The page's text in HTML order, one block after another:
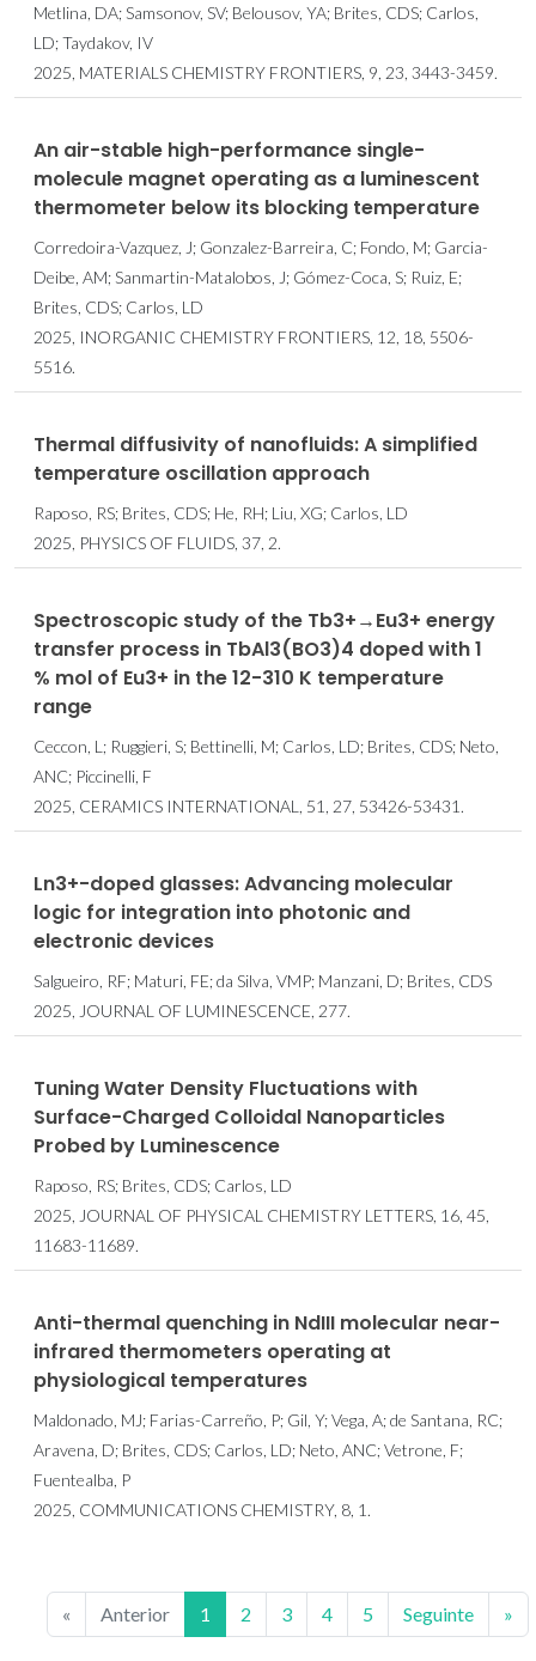
Metlina, DA; Samsonov, SV; Belousov, YA; Brites, CDS; Carlos,
LD; Taydakov, IV
2025, MATERIALS CHEMISTRY FRONTIERS, 9, 23, 3443-3459.
An air-stable high-performance single-
molecule magnet operating as a luminescent
thermometer below its blocking temperature
Corredoira-Vazquez, J; Gonzalez-Barreira, C; Fondo, M; Garcia-
Deibe, AM; Sanmartin-Matalobos, J; Gómez-Coca, S; Ruiz, E;
Brites, CDS; Carlos, LD
2025, INORGANIC CHEMISTRY FRONTIERS, 12, 18, 5506-
5516.
Thermal diffusivity of nanofluids: A simplified
temperature oscillation approach
Raposo, RS; Brites, CDS; He, RH; Liu, XG; Carlos, LD
2025, PHYSICS OF FLUIDS, 37, 2.
Spectroscopic study of the Tb3+→Eu3+ energy
transfer process in TbAl3(BO3)4 doped with 1
% mol of Eu3+ in the 12-310 K temperature
range
Ceccon, L; Ruggieri, S; Bettinelli, M; Carlos, LD; Brites, CDS; Neto,
ANC; Piccinelli, F
2025, CERAMICS INTERNATIONAL, 51, 27, 53426-53431.
Ln3+-doped glasses: Advancing molecular
logic for integration into photonic and
electronic devices
Salgueiro, RF; Maturi, FE; da Silva, VMP; Manzani, D; Brites, CDS
2025, JOURNAL OF LUMINESCENCE, 277.
Tuning Water Density Fluctuations with
Surface-Charged Colloidal Nanoparticles
Probed by Luminescence
Raposo, RS; Brites, CDS; Carlos, LD
2025, JOURNAL OF PHYSICAL CHEMISTRY LETTERS, 16, 45,
11683-11689.
Anti-thermal quenching in NdIII molecular near-
infrared thermometers operating at
physiological temperatures
Maldonado, MJ; Farias-Carreño, P; Gil, Y; Vega, A; de Santana, RC;
Aravena, D; Brites, CDS; Carlos, LD; Neto, ANC; Vetrone, F;
Fuentealba, P
2025, COMMUNICATIONS CHEMISTRY, 8, 1.
« Anterior 1 2 3 4 5 Seguinte »